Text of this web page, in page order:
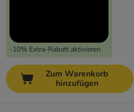
-10% Extra-Rabatt aktivieren
Zum Warenkorb
hinzufügen